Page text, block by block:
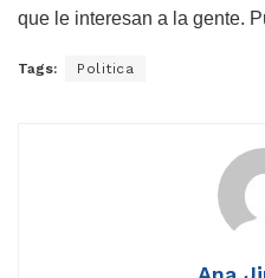
que le interesan a la gente.
Tags: Politica